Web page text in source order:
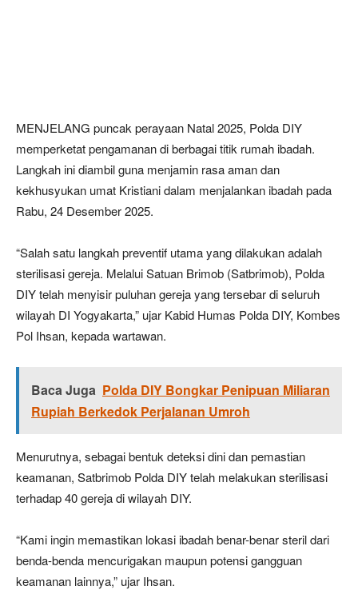
MENJELANG puncak perayaan Natal 2025, Polda DIY
memperketat pengamanan di berbagai titik rumah ibadah.
Langkah ini diambil guna menjamin rasa aman dan
kekhusyukan umat Kristiani dalam menjalankan ibadah pada
Rabu, 24 Desember 2025.
“Salah satu langkah preventif utama yang dilakukan adalah
sterilisasi gereja. Melalui Satuan Brimob (Satbrimob), Polda
DIY telah menyisir puluhan gereja yang tersebar di seluruh
wilayah DI Yogyakarta,” ujar Kabid Humas Polda DIY, Kombes
Pol Ihsan, kepada wartawan.
Baca Juga Polda DIY Bongkar Penipuan Miliaran
Rupiah Berkedok Perjalanan Umroh
Menurutnya, sebagai bentuk deteksi dini dan pemastian
keamanan, Satbrimob Polda DIY telah melakukan sterilisasi
terhadap 40 gereja di wilayah DIY.
“Kami ingin memastikan lokasi ibadah benar-benar steril dari
benda-benda mencurigakan maupun potensi gangguan
keamanan lainnya,” ujar Ihsan.